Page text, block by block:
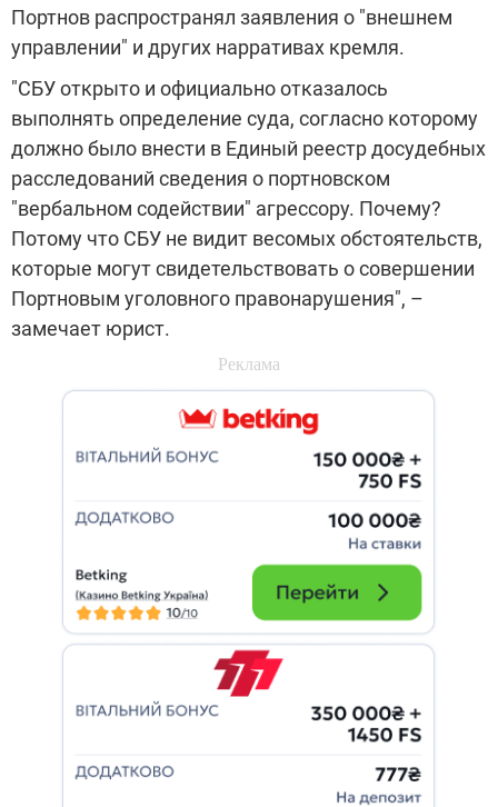
Портнов распространял заявления о "внешнем
управлении" и других нарративах кремля.
"СБУ открыто и официально отказалось
выполнять определение суда, согласно которому
должно было внести в Единый реестр досудебных
расследований сведения о портновском
"вербальном содействии" агрессору. Почему?
Потому что СБУ не видит весомых обстоятельств,
которые могут свидетельствовать о совершении
Портновым уголовного правонарушения", –
замечает юрист.